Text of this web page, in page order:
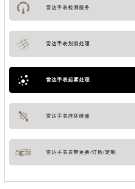
雷达手表检测服务
雷达手表划痕处理
雷达手表起雾处理
雷达手表摔坏维修
雷达手表表带更换/订购/定制